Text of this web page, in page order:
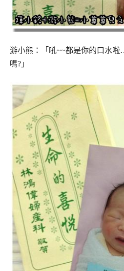
游小熊：「吼~~都是你的口水
嗎?」